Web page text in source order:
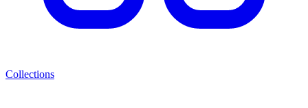
Collections